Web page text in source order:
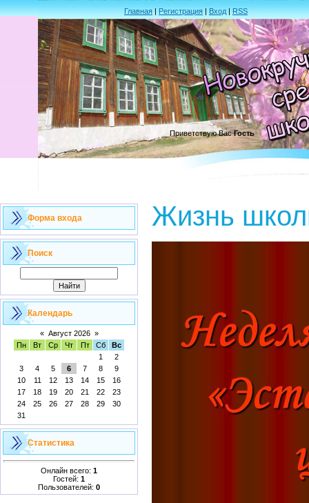
Главная|Регистрация|Вход|RSS
Приветствую Вас Гость
Форма входа
Поиск
Календарь
« Август 2026 »
Пн
Вт Ср Чт Пт Сб
Вс
1
2
3
4 5 6 7 8
9
10
11 12 13 14 15
16
17
18 19 20 21 22
23
24
25 26 27 28 29
30
31
Статистика
Онлайн всего: 1
Гостей: 1
Пользователей: 0
Жизнь